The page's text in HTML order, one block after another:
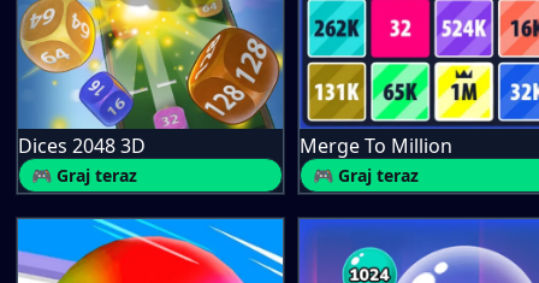
Dices 2048 3D
🎮 Graj teraz
Merge To Million
🎮 Graj teraz